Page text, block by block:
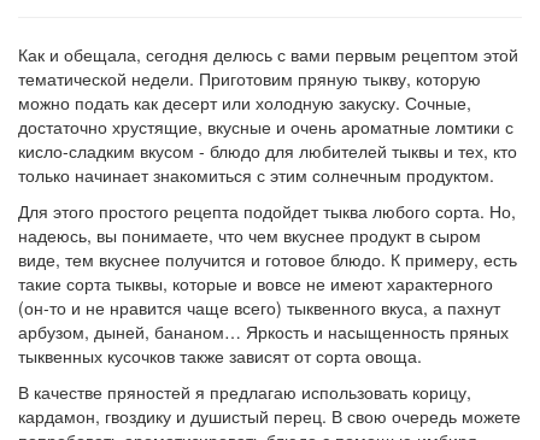
Как и обещала, сегодня делюсь с вами первым рецептом этой
тематической недели. Приготовим пряную тыкву, которую
можно подать как десерт или холодную закуску. Сочные,
достаточно хрустящие, вкусные и очень ароматные ломтики с
кисло-сладким вкусом - блюдо для любителей тыквы и тех, кто
только начинает знакомиться с этим солнечным продуктом.
Для этого простого рецепта подойдет тыква любого сорта. Но,
надеюсь, вы понимаете, что чем вкуснее продукт в сыром
виде, тем вкуснее получится и готовое блюдо. К примеру, есть
такие сорта тыквы, которые и вовсе не имеют характерного
(он-то и не нравится чаще всего) тыквенного вкуса, а пахнут
арбузом, дыней, бананом… Яркость и насыщенность пряных
тыквенных кусочков также зависят от сорта овоща.
В качестве пряностей я предлагаю использовать корицу,
кардамон, гвоздику и душистый перец. В свою очередь можете